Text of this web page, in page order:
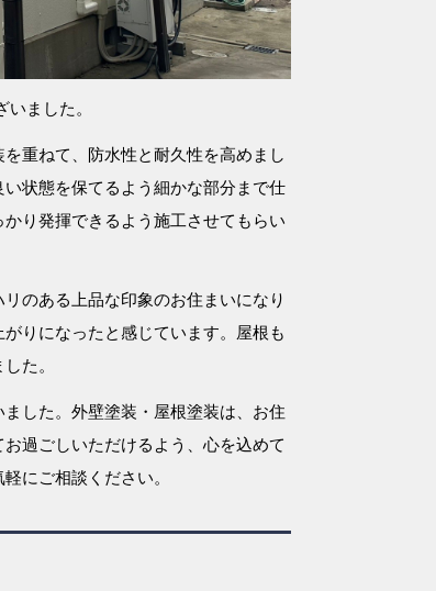
ました。
重ねて、防水性と耐久性を高めまし
状態を保てるよう細かな部分まで仕
り発揮できるよう施工させてもらい
のある上品な印象のお住まいになり
りになったと感じています。屋根も
た。
した。外壁塗装・屋根塗装は、お住
過ごしいただけるよう、心を込めて
にご相談ください。